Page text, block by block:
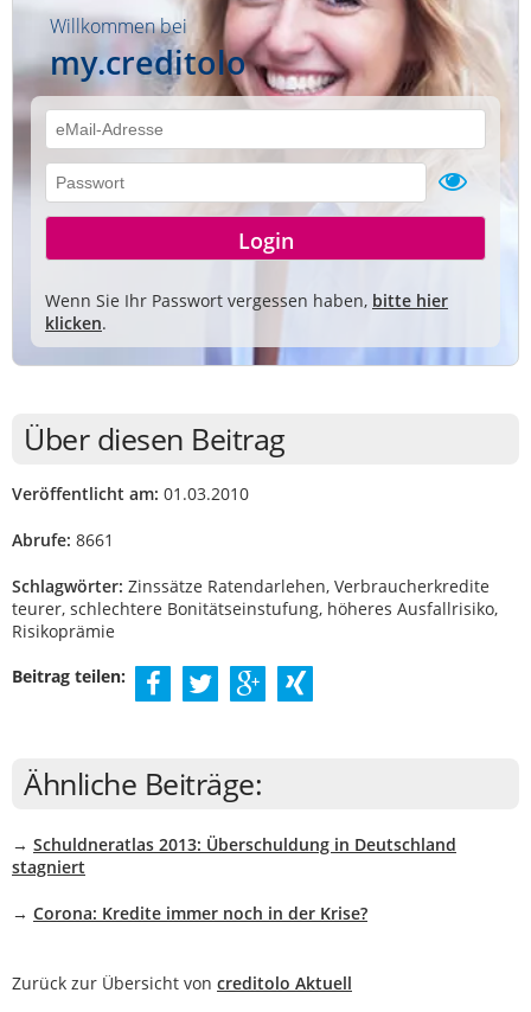
Willkommen bei
my.creditolo
Wenn Sie Ihr Passwort vergessen haben, bitte hier
klicken.
Über diesen Beitrag
Veröffentlicht am: 01.03.2010
Abrufe: 8661
Schlagwörter: Zinssätze Ratendarlehen, Verbraucherkredite
teurer, schlechtere Bonitätseinstufung, höheres Ausfallrisiko,
Risikoprämie
Beitrag teilen:
Ähnliche Beiträge:
→ Schuldneratlas 2013: Überschuldung in Deutschland
stagniert
→ Corona: Kredite immer noch in der Krise?
Zurück zur Übersicht von creditolo Aktuell